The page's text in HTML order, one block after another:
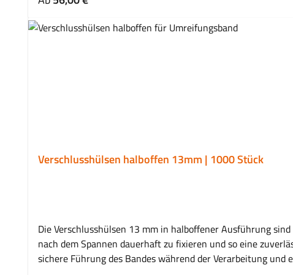
Reißfestigkeit Flexible Bandstruktur für unterschiedliche
Verarbeitung mit Spannwerkzeugen und Klemmen
Transportverpackungen Logistik- und Versandprozesse
Verschlusshülsen halboffen 13mm | 1000 Stück
Die Verschlusshülsen 13 mm in halboffener Ausführung
nach dem Spannen dauerhaft zu fixieren und so eine zuverlässige
sichere Führung des Bandes während der Verarbeitung